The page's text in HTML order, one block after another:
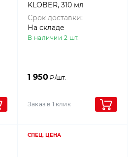
KLOBER, 310 мл
Срок доставки:
На складе
В наличии 2 шт.
1 950₽/шт.
Заказ в 1 клик
СПЕЦ. ЦЕНА